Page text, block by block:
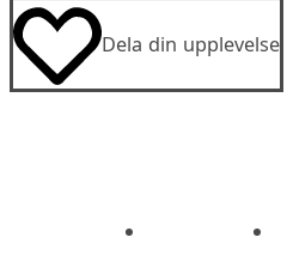
Dela din upplevelse